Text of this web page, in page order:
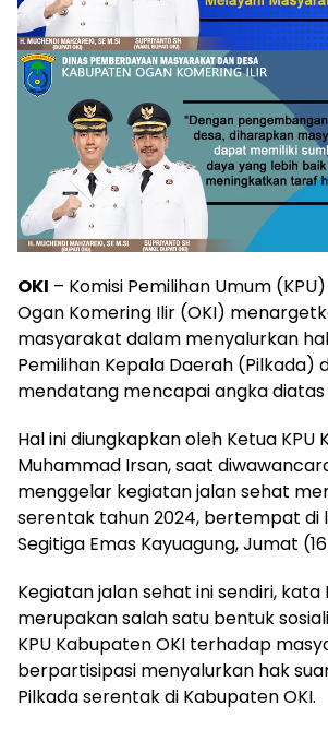
OKI – Komisi Pemilihan Umum
Ogan Komering Ilir (OKI)
masyarakat dalam menyalurkan
Pemilihan Kepala Daerah (Pilkada)
mendatang mencapai angka diatas
Hal ini diungkapkan oleh Ketua KPU
Muhammad Irsan, saat
menggelar kegiatan jalan sehat
serentak tahun 2024, bertempat di
Segitiga Emas Kayuagung, Jumat
Kegiatan jalan sehat ini sendiri, kata
merupakan salah satu bentuk
KPU Kabupaten OKI terhadap
berpartisipasi menyalurkan hak
Pilkada serentak di Kabupaten OKI.